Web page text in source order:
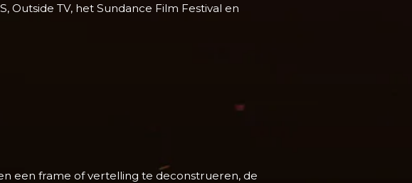
Outside TV, het Sundance Film Festival en
een frame of vertelling te deconstrueren, de